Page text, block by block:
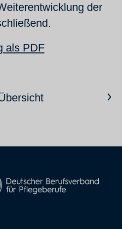
der
als PDF
Nächster Artikel